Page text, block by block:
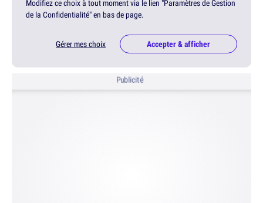
Modifiez ce choix à tout moment via le lien "Paramètres de Gestion
de la Confidentialité" en bas de page.
Gérer mes choix Accepter & afficher
Publicité